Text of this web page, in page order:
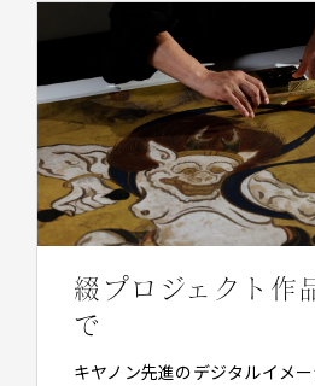
綴プロジェクト作
で
キヤノン先進のデジタルイメ